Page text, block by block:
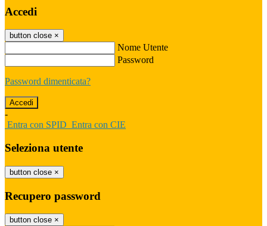
Accedi
button close ×
Nome Utente
Password
Password dimenticata?
-
Entra con SPID Entra con CIE
Seleziona utente
button close ×
Recupero password
button close ×